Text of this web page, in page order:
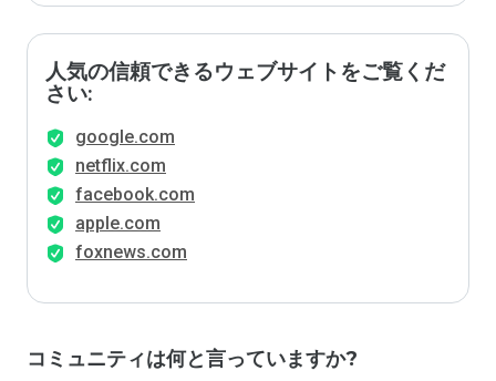
人気の信頼できるウェブサイトをご覧くだ
さい:
google.com
netflix.com
facebook.com
apple.com
foxnews.com
コミュニティは何と言っていますか?